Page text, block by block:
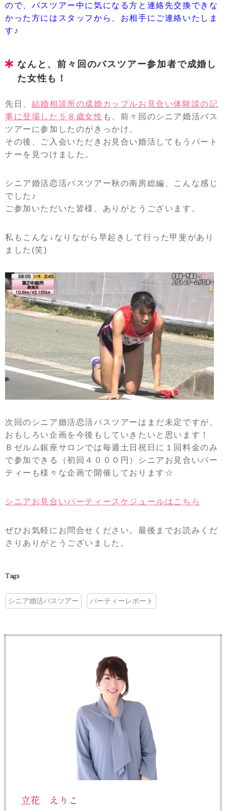
ので、バスツアー中に気になる方と連絡先交換できな
かった方にはスタッフから、お相手にご連絡いたしま
す♪
なんと、前々回のバスツアー参加者で成婚し
た女性も！
先日、 結婚相談所の成婚カップルお見合い体験談の記
事に登場した５８歳女性 も、前々回のシニア婚活バス
ツアーに参加したのがきっかけ。
その後、ご入会いただきお見合い婚活してもうパート
ナーを見つけました。
シニア婚活恋活バスツアー秋の南房総編、こんな感じ
でした♪
ご参加いただいた皆様、ありがとうございます。
私もこんな↓なりながら早起きして行った甲斐があり
ました(笑)
次回のシニア婚活恋活バスツアーはまだ未定ですが、
おもしろい企画を今後もしていきたいと思います！
Ｂゼルム銀座サロンでは毎週土日祝日に１回料金のみ
で参加できる（初回４０００円）シニアお見合いパー
ティーも様々な企画で開催しております☆
シニアお見合いパーティースケジュールはこちら
ぜひお気軽にお問合せください。最後までお読みくだ
さりありがとうございました。
Tags
シニア婚活バスツアー パーティーレポート
立花 えりこ